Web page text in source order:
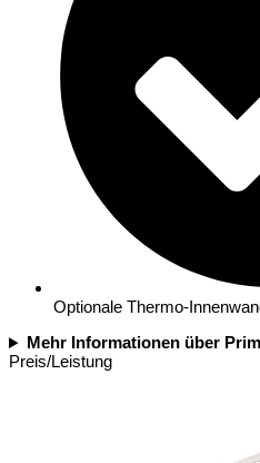
Optionale Thermo-
Mehr Informationen über
Preis/Leistung